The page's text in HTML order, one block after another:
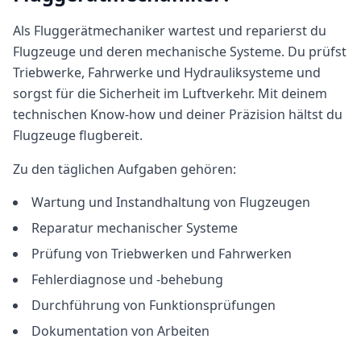
Als Fluggerätmechaniker wartest und reparierst du
Flugzeuge und deren mechanische Systeme. Du prüfst
Triebwerke, Fahrwerke und Hydrauliksysteme und
sorgst für die Sicherheit im Luftverkehr. Mit deinem
technischen Know-how und deiner Präzision hältst du
Flugzeuge flugbereit.
Zu den täglichen Aufgaben gehören:
Wartung und Instandhaltung von Flugzeugen
Reparatur mechanischer Systeme
Prüfung von Triebwerken und Fahrwerken
Fehlerdiagnose und -behebung
Durchführung von Funktionsprüfungen
Dokumentation von Arbeiten